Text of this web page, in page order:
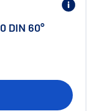
DIN 60°